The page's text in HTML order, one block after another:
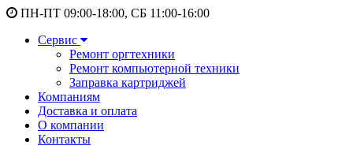
ПН-ПТ 09:00-18:00, СБ 11:00-16:00
Сервис
Ремонт оргтехники
Ремонт компьютерной техники
Заправка картриджей
Компаниям
Доставка и оплата
О компании
Контакты